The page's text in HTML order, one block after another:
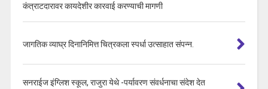
कंत्राटदारावर कायदेशीर कारवाई करण्याची मागणी
जागतिक व्याघ्र दिनानिमित्त चित्रकला स्पर्धा उत्साहात संपन्न.
सनराईज इंग्लिश स्कूल, राजुरा येथे -पर्यावरण संवर्धनाचा संदेश देत